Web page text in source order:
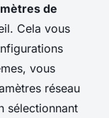
de
Cela vous
vous
réseau
sélectionnant